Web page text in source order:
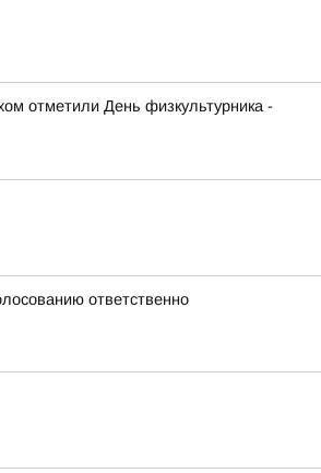
отметили День физкультурника -
ответственно